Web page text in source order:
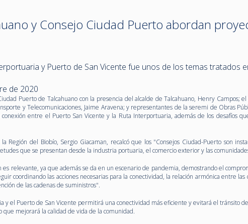
y Consejo Ciudad Puerto abordan
y Puerto de San Vicente fue unos de los temas tratados
de 2020
Puerto de Talcahuano con la presencia del alcalde de Talcahuano, Henry Campos;
y Telecomunicaciones, Jaime Aravena; y representantes de la seremi de Obras
entre el Puerto San Vicente y la Ruta Interportuaria, además de los desafíos
Región del Biobío, Sergio Giacaman, recalcó que los "Consejos Ciudad-Puerto son
que se presentan desde la industria portuaria, el comercio exterior y las
es relevante, ya que además se da en un escenario de pandemia, demostrando el
coordinando las acciones necesarias para la conectividad, la relación armónica entre las
de las cadenas de suministros".
y el Puerto de San Vicente permitirá una conectividad más eficiente y evitará el tránsito
que mejorará la calidad de vida de la comunidad.